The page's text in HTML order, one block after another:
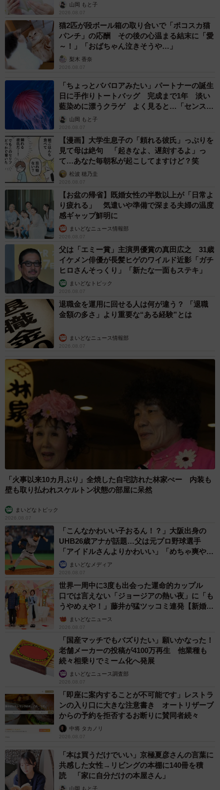
ましたが、振り返ってみて「だからこそ言われたのかもし
れない」と感じる出来事はありましたか？
当時は少しずつ仕事に慣れて、新しいことにも手を伸ばす
ようになっていました。自分ではただ頑張っているつもり
せん。今思うと、うわさは「調子に乗っていた証拠」では
なく、「人の目に入る場所まで来た証拠」だったのかなと
思います。
ー「うわさは階段をのぼる人にしか飛んでこない」という
考え方を初めて聞いた時、軍曹さんはどのように受け止め
ましたか？
最初すぐには納得できませんでした。でも「うわさが立つ
＝自分に原因がある」と考えすぎなくていいんだと思えて
少し楽になりました。もちろん反省すべきことは反省しま
す。でも根拠のないうわさまで全部背負わなくていいとい
う考え方に救われた気がします！
＜B.B軍曹さん関連情報＞
https://www.instagram.com/b.bgunso/
▽書籍『全てのネガティブをプラスに変える夫 髭・人生満
点じゃなくてもはなまるだ 編』
https://www.amazon.co.jp/dp/4391166119
いてナイスガイと読む 編』
https://www.amazon.co.jp/dp/4391162725
▽書籍『全てのネガティブをプラスに変える夫 髭・さては
人生3周目だな 編』
https://www.amazon.co.jp/dp/4391162733
山岡 もと子
2026.08.07
猫2匹が段ボール箱の取り合いで「ポコスカ猫
パンチ」の応酬 その後の心温まる結末に「愛
～！」「おばちゃん泣きそうや…」
梨木 香奈
2026.08.07
「ちょっとババロアみたい」パートナーの誕生
日に手作りトートバッグ 完成まで1年 淡い
藍染めに漂うクラゲ よく見ると…「センスす
ごい」山岡 もと子
2026.08.07
【漫画】大学生息子の「頼れる彼氏」っぷりを
見て母は絶句 「起きなよ、遅刻するよ」っ
て…あなた毎朝私が起こしてますけど？笑
松波 穂乃圭
2026.08.07
【お盆の帰省】既婚女性の半数以上が「日常よ
り疲れる」 気遣いや準備で深まる夫婦の温度
感ギャップ鮮明に
まいどなニュース情報部
2026.08.07
父は「エミー賞」主演男優賞の真田広之 31歳
イケメン俳優が長髪ヒゲのワイルド近影「ガチ
ヒロさんそっくり」「新たな一面もステキ」
まいどなトピック
2026.08.07
退職金を運用に回せる人は何が違う？ 「退職
金額の多さ」より重要な“ある経験”とは
まいどなニュース情報部
2026.08.07
「火事以来10カ月ぶり」全焼した自宅訪れた林家ぺー 内装も
壁も取り払われスケルトン状態の部屋に呆然
まいどなトピック
2026.08.07
「こんなかわいい子おるん！？」大阪出身の
UHB26歳アナが話題…父は元プロ野球選手
「アイドルさんよりかわいい」「めちゃ爽や
か」まいどなメディア
2026.08.07
世界一周中に3度も出会った運命的カップル
口では言えない「ジョージアの熱い夜」に「も
うやめぇや！」藤井が猛ツッコミ連発【新婚さ
ん】まいどなニュース
2026.08.07
「国産マッチでもバズりたい」願いかなった！
老舗メーカーの投稿が4100万再生 他業種も
続々相乗りでミーム化へ発展
まいどなニュース調査部
2026.08.07
「即座に案内することが不可能です」レストラ
ンの入り口に大きな注意書き オートリザーブ
からの予約を拒否するお断りに賛同者続々
中将 タカノリ
2026.08.07
「本は買うだけでいい」京極夏彦さんの言葉に
共感した女性→リビングの本棚に140冊を積
読 「家に自分だけの本屋さん」
山岡 もと子